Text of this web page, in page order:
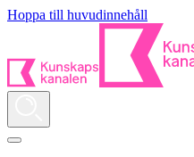
Hoppa till huvudinnehåll